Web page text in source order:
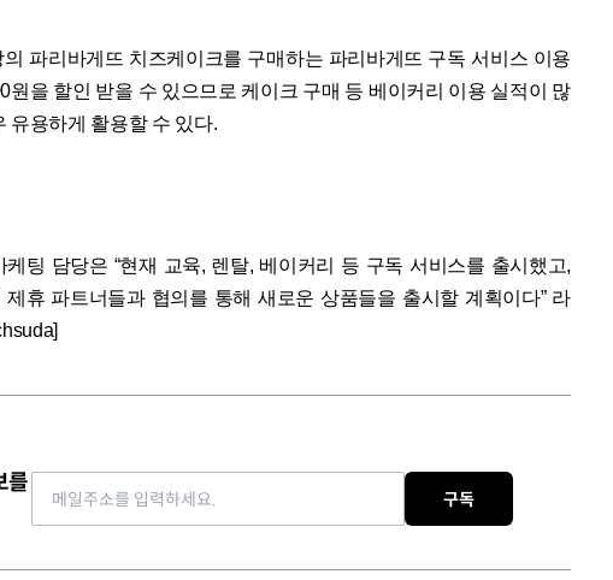
파리바게뜨 치즈케이크를 구매하는 파리바게뜨 구독 서비스 이용
원을 할인 받을 수 있으므로 케이크 구매 등 베이커리 이용 실적이 많
유용하게 활용할 수 있다.
팅 담당은 “현재 교육, 렌탈, 베이커리 등 구독 서비스를 출시했고,
휴 파트너들과 협의를 통해 새로운 상품들을 출시할 계획이다” 라
를
구독